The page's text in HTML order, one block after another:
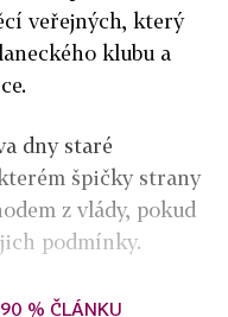
veřejných, který
klubu a
dny staré
špičky strany
z vlády, pokud
podmínky.
% ČLÁNKU